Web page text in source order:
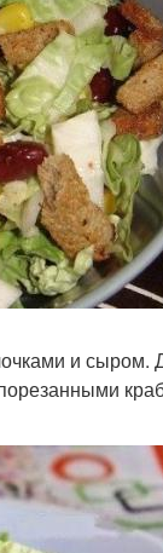
и сыром.